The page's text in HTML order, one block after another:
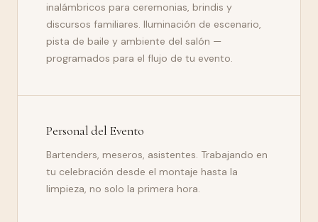
inalámbricos para ceremonias, brindis y
discursos familiares. Iluminación de escenario,
pista de baile y ambiente del salón —
programados para el flujo de tu evento.
Personal del Evento
Bartenders, meseros, asistentes. Trabajando en
tu celebración desde el montaje hasta la
limpieza, no solo la primera hora.